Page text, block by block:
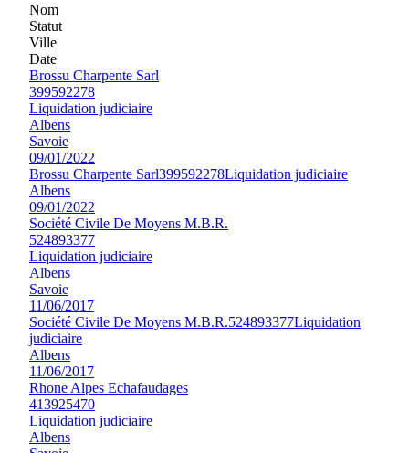
Nom
Statut
Ville
Date
Brossu Charpente Sarl
399592278
Liquidation judiciaire
Albens
Savoie
09/01/2022
Brossu Charpente Sarl399592278Liquidation judiciaire
Albens
09/01/2022
Société Civile De Moyens M.B.R.
524893377
Liquidation judiciaire
Albens
Savoie
11/06/2017
Société Civile De Moyens M.B.R.524893377Liquidation
judiciaire
Albens
11/06/2017
Rhone Alpes Echafaudages
413925470
Liquidation judiciaire
Albens